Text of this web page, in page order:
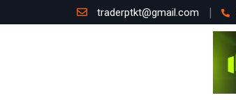
traderptkt@gmail.com